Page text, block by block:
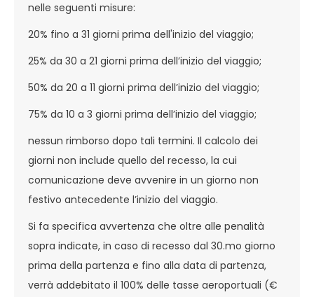
nelle seguenti misure:
20% fino a 31 giorni prima dell'inizio del viaggio;
25% da 30 a 21 giorni prima dell’inizio del viaggio;
50% da 20 a 11 giorni prima dell’inizio del viaggio;
75% da 10 a 3 giorni prima dell’inizio del viaggio;
nessun rimborso dopo tali termini. Il calcolo dei
giorni non include quello del recesso, la cui
comunicazione deve avvenire in un giorno non
festivo antecedente l’inizio del viaggio.
Si fa specifica avvertenza che oltre alle penalità
sopra indicate, in caso di recesso dal 30.mo giorno
prima della partenza e fino alla data di partenza,
verrà addebitato il 100% delle tasse aeroportuali (€